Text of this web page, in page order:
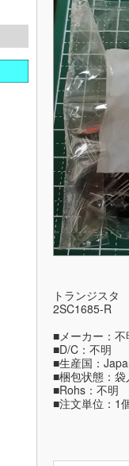
トランジスタ
2SC1685-R
■メーカー：不
■D/C：不明
■生産国：
■梱包状態：袋
■Rohs：不明
■注文単位：1